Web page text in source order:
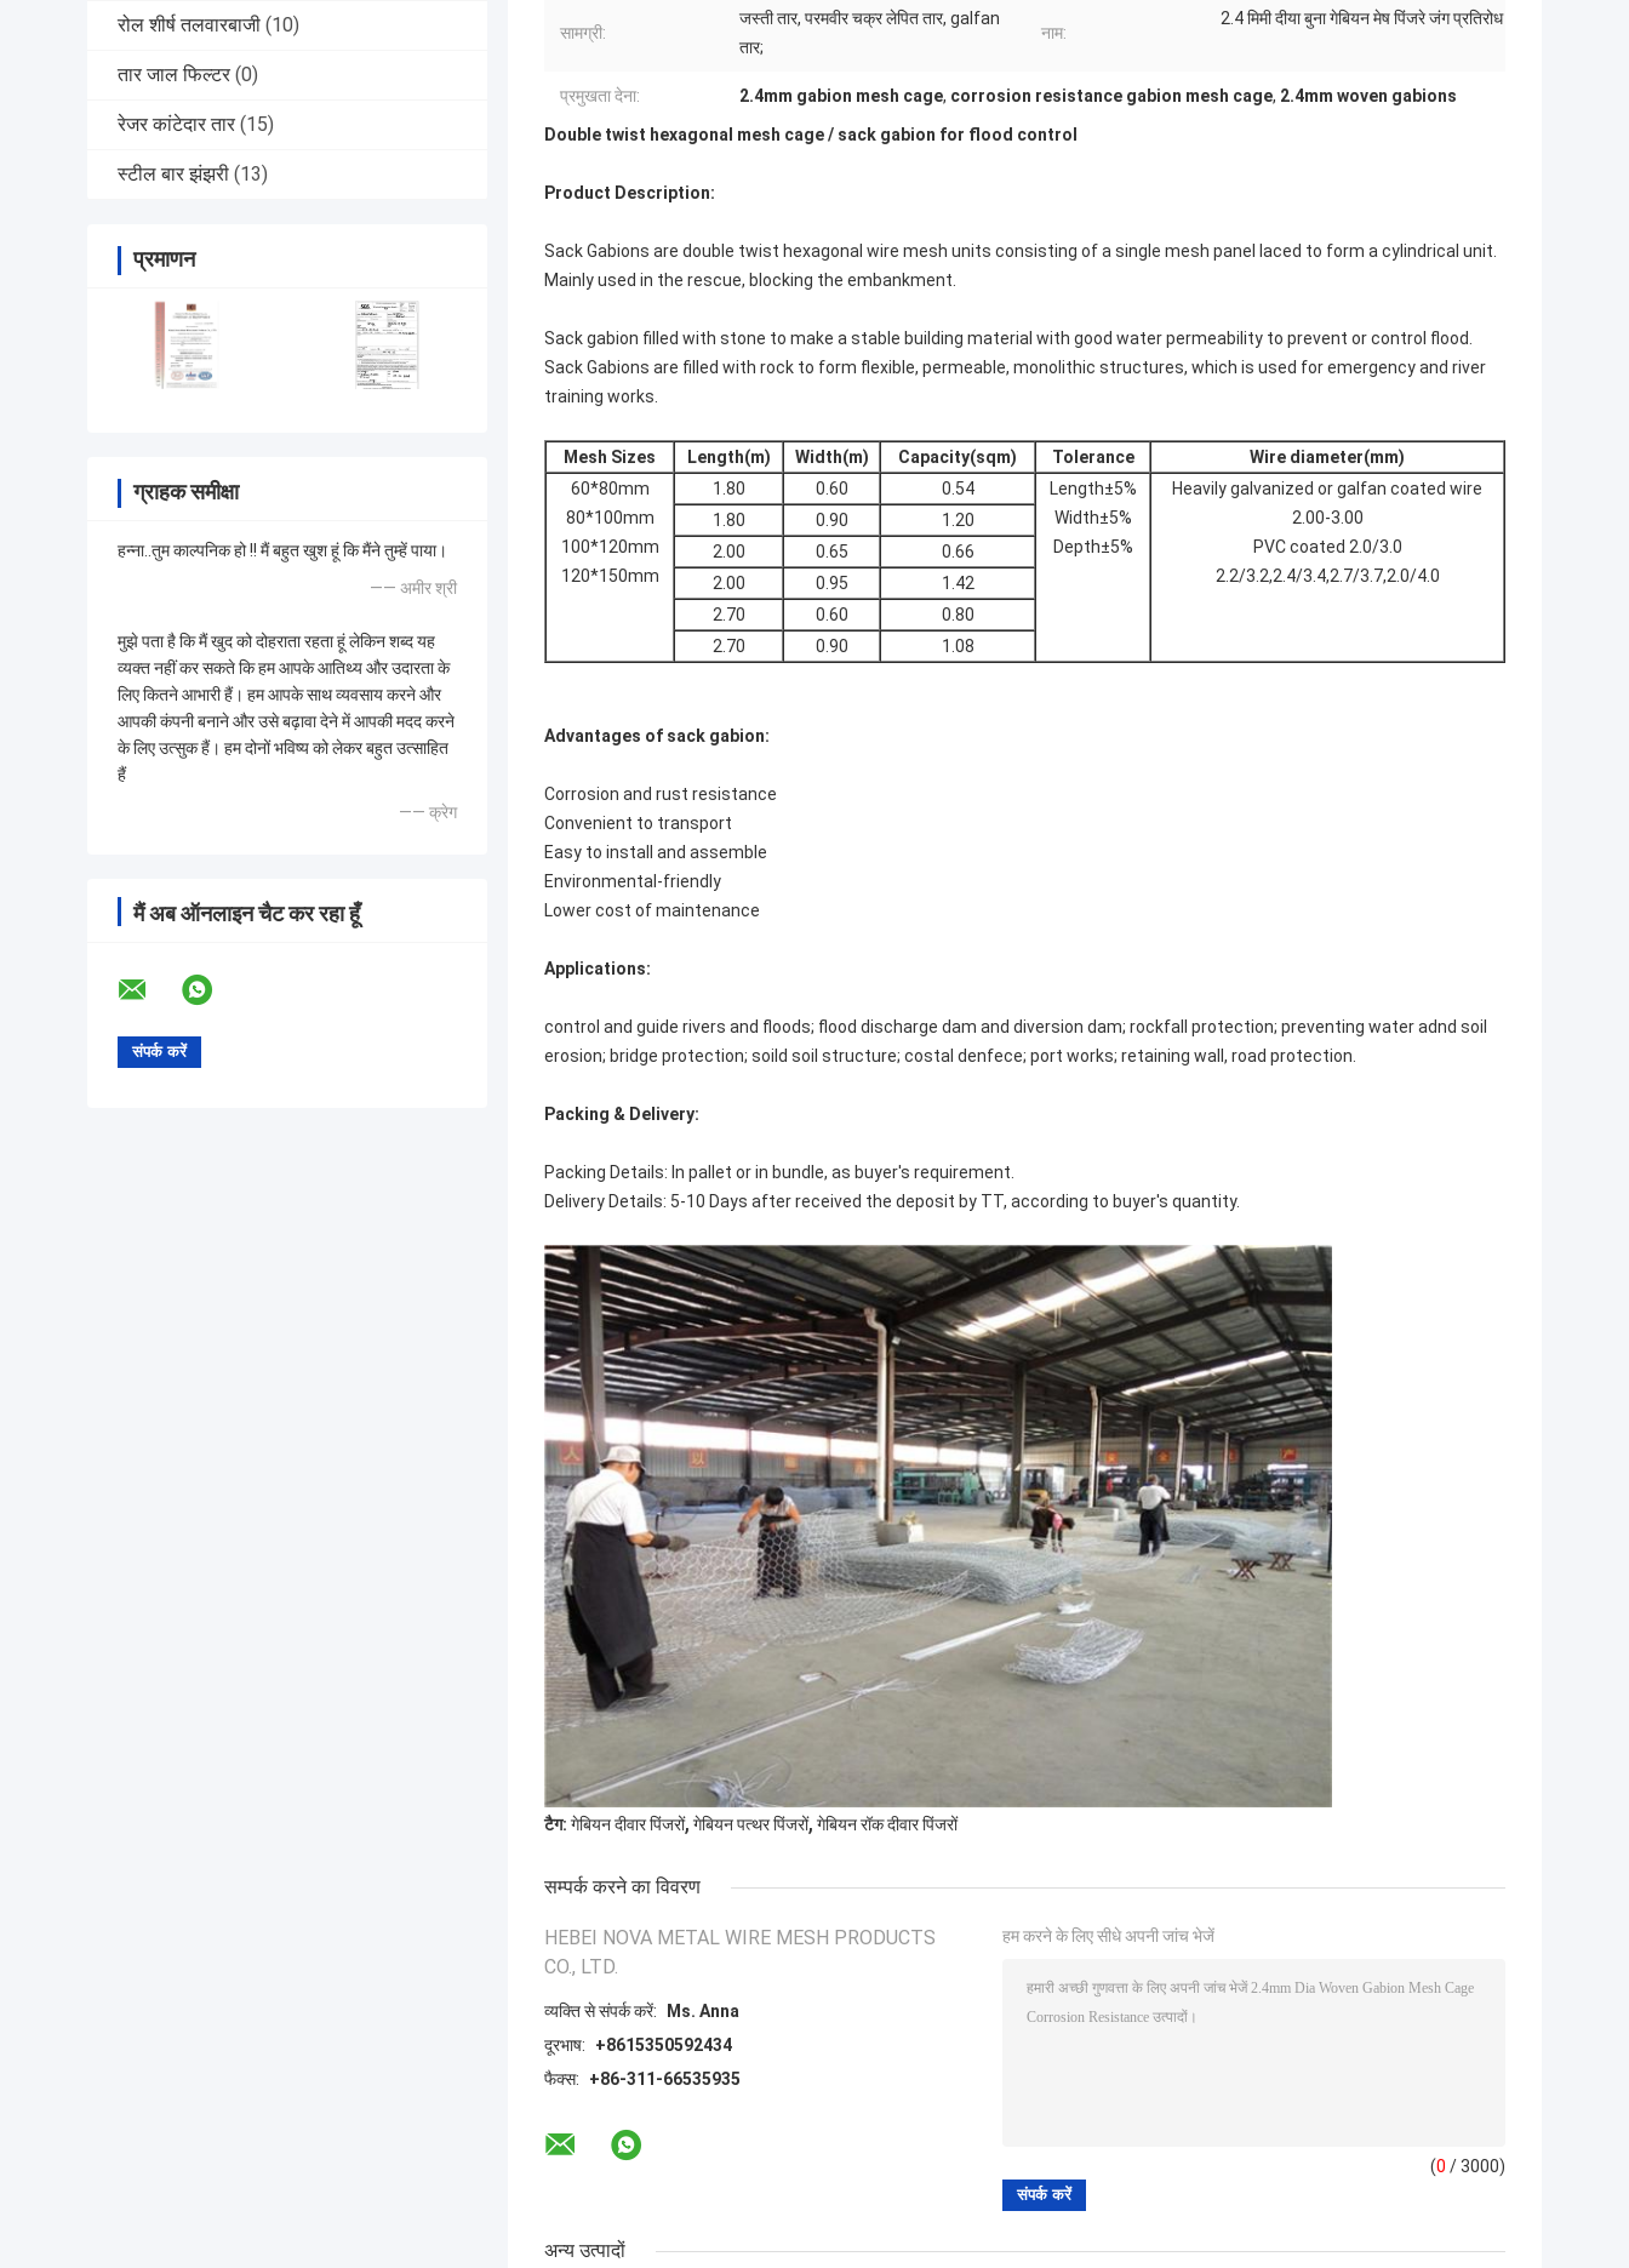
रोल शीर्ष तलवारबाजी (10)
तार जाल फिल्टर (0)
रेजर कांटेदार तार (15)
स्टील बार झंझरी (13)
प्रमाणन
ग्राहक समीक्षा
हन्ना..तुम काल्पनिक हो !! मैं बहुत खुश हूं कि मैंने तुम्हें पाया।
—— अमीर श्री
मुझे पता है कि मैं खुद को दोहराता रहता हूं लेकिन शब्द यह
व्यक्त नहीं कर सकते कि हम आपके आतिथ्य और उदारता के
लिए कितने आभारी हैं। हम आपके साथ व्यवसाय करने और
आपकी कंपनी बनाने और उसे बढ़ावा देने में आपकी मदद करने
के लिए उत्सुक हैं। हम दोनों भविष्य को लेकर बहुत उत्साहित
हैं
—— क्रेग
मैं अब ऑनलाइन चैट कर रहा हूँ
सामग्री:
जस्ती तार, परमवीर चक्र लेपित तार, galfan
तार;
नाम:
2.4 मिमी दीया बुना गेबियन मेष पिंजरे जंग प्रतिरोध
प्रमुखता देना: 2.4mm gabion mesh cage, corrosion resistance gabion mesh cage, 2.4mm woven gabions
Double twist hexagonal mesh cage / sack gabion for flood control​
Product Description:
Sack Gabions are double twist hexagonal wire mesh units consisting of a single mesh panel laced to form a cylindrical unit.
Mainly used in the rescue, blocking the embankment.
Sack gabion filled with stone to make a stable building material with good water permeability to prevent or control flood.
Sack Gabions are filled with rock to form flexible, permeable, monolithic structures, which is used for emergency and river
training works.
Mesh Sizes Length(m) Width(m) Capacity(sqm) Tolerance
Wire diameter(mm)
60*80mm
80*100mm
100*120mm
120*150mm
1.80 0.60 0.54
Length±5%
Width±5%
Depth±5%
Heavily galvanized or galfan coated wire
2.00-3.00
PVC coated 2.0/3.0
2.2/3.2,2.4/3.4,2.7/3.7,2.0/4.0
1.80 0.90
1.20
2.00
0.65
0.66
2.00
0.95
1.42
2.70
0.60
0.80
2.70
0.90 1.08
Advantages of sack gabion:
Corrosion and rust resistance
Convenient to transport
Easy to install and assemble
Environmental-friendly
Lower cost of maintenance
Applications:
control and guide rivers and floods; flood discharge dam and diversion dam; rockfall protection; preventing water adnd soil
erosion; bridge protection; soild soil structure; costal denfece; port works; retaining wall, road protection.
Packing & Delivery:
Packing Details: In pallet or in bundle, as buyer's requirement.
Delivery Details: 5-10 Days after received the deposit by TT, according to buyer's quantity.
टैग: गेबियन दीवार पिंजरों, गेबियन पत्थर पिंजरों, गेबियन रॉक दीवार पिंजरों
सम्पर्क करने का विवरण
HEBEI NOVA METAL WIRE MESH PRODUCTS
CO., LTD.
व्यक्ति से संपर्क करें:
Ms. Anna
दूरभाष:
+8615350592434
फैक्स:
+86-311-66535935
हम करने के लिए सीधे अपनी जांच भेजें
(0 / 3000)
अन्य उत्पादों